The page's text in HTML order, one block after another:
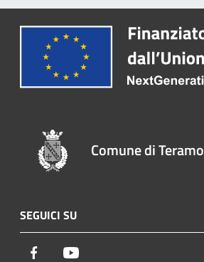
Comune di Teramo
SEGUICI SU
Facebook